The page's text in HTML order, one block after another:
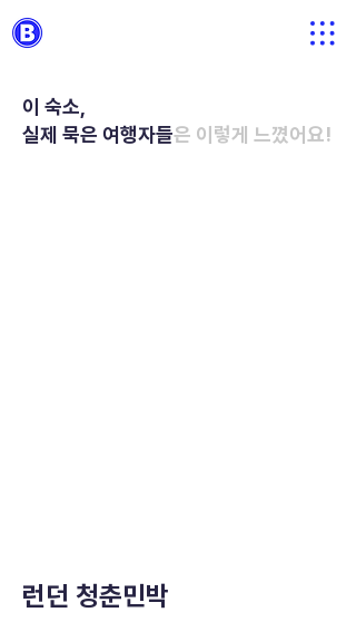
이 숙소,
실제 묵은 여행자들은 이렇게 느꼈어요!
런던 청춘민박